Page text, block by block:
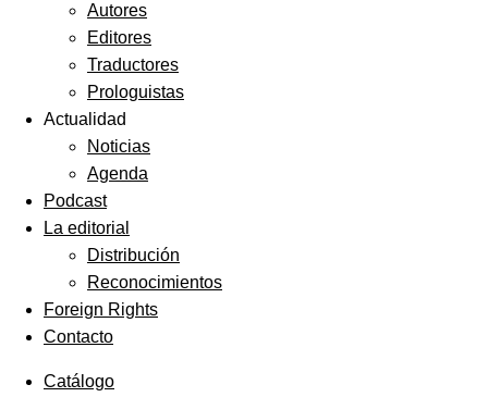
Autores
Editores
Traductores
Prologuistas
Actualidad
Noticias
Agenda
Podcast
La editorial
Distribución
Reconocimientos
Foreign Rights
Contacto
Catálogo